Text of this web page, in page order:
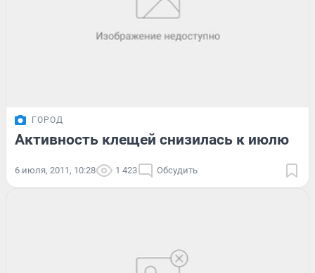
ГОРОД
Активность клещей снизилась к июлю
6 июля, 2011, 10:28 1 423 Обсудить